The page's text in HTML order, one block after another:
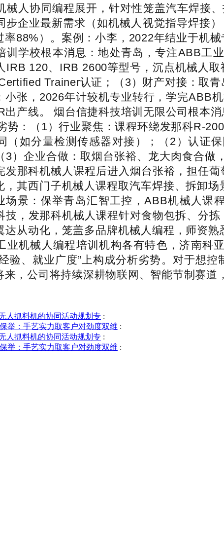
械人协同编程展开，针对性笼盖汽车焊接
步企业最新需求（如机械人视觉指导焊接
88%）。案例：小李，2022年结业于机
训学校根本消息：地处青岛，专注ABB工
IRB 120、IRB 2600等型号，沉点机械人
Trainer认证；（3）财产对接：取
小张，2026年计较机专业转行，学完ABB
出产线。 烟台信捷科技培训无限公司根本
势：（1）行业聚焦：课程环绕发那科R-
（如分量检测传感器对接）；（2）认证
3）企业合做：取烟台张裕、龙大肉食合
发那科机械人课程后进入烟台张裕，担任
，其西门子机械人课程取汽车焊接、拆卸
场景：保举青岛汇智工控，ABB机械人课
技，发那科机械人课程针对食物包拆、分
达从动化，笼盖多品牌机械人编程，师资
业机械人编程培训机构各有特色，济南科
验、就业广度”上构成分析劣势。对于想
，公司将持续深耕物联网、智能节制赛道
人抓料机的协同活动规划专 :
举：手艺实力取客户对劲度双维 :
人抓料机的协同活动规划专 :
举：手艺实力取客户对劲度双维 :